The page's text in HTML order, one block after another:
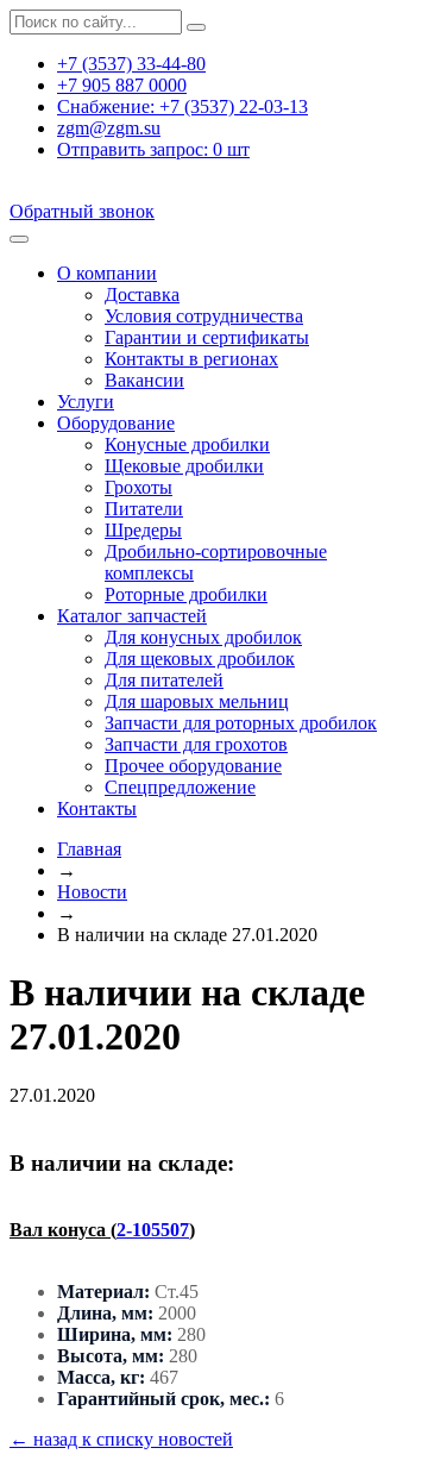
+7 (3537) 33-44-80
+7 905 887 0000
Снабжение: +7 (3537) 22-03-13
zgm@zgm.su
Отправить запрос: 0 шт
Обратный звонок
О компании
Доставка
Условия сотрудничества
Гарантии и сертификаты
Контакты в регионах
Вакансии
Услуги
Оборудование
Конусные дробилки
Щековые дробилки
Грохоты
Питатели
Шредеры
Дробильно-сортировочные
комплексы
Роторные дробилки
Каталог запчастей
Для конусных дробилок
Для щековых дробилок
Для питателей
Для шаровых мельниц
Запчасти для роторных дробилок
Запчасти для грохотов
Прочее оборудование
Спецпредложение
Контакты
Главная
→
Новости
→
В наличии на складе 27.01.2020
В наличии на складе
27.01.2020
27.01.2020
В наличии на складе:
Вал конуса (2-105507)
Материал: Ст.45
Длина, мм: 2000
Ширина, мм: 280
Высота, мм: 280
Масса, кг: 467
Гарантийный срок, мес.: 6
← назад к списку новостей